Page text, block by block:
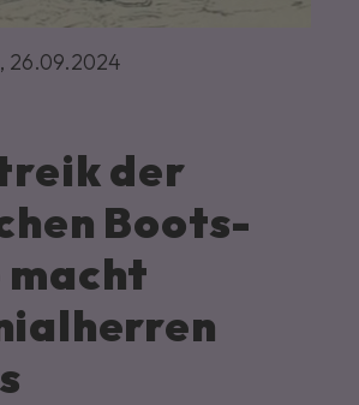
der
Boots­
26.09.2024